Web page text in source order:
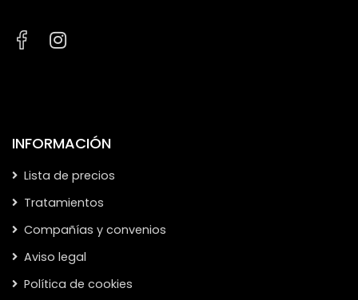
INFORMACIÓN
Lista de precios
Tratamientos
Compañías y convenios
Aviso legal
Política de cookies